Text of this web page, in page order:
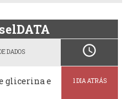
DADOS schedule
glicerina e
1 DIA ATRÁS